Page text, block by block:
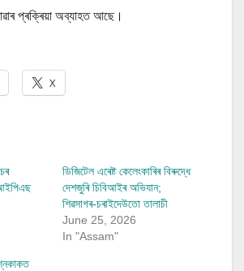
প্ৰক্ৰিয়া অব্যাহত আছে।
X
ডিজিটেল এৰেষ্ট কেলেংকাৰিৰ বিৰুদ্ধে
দেশজুৰি চিবিআইৰ অভিযান;
শিৱসাগৰ-চৰাইদেউতো তালাচী
June 25, 2026
In "Assam"